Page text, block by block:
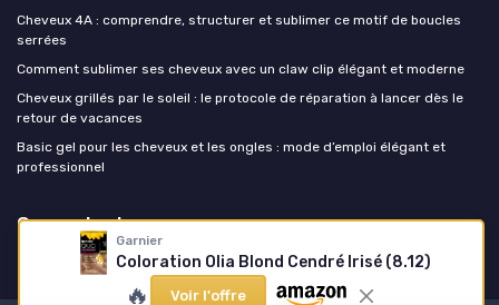
Garnier
Coloration Olia Blond Cendré Irisé (8.12)
🔥 Voir l'offre
Cheveux 4A : comprendre, structurer et sublimer ce motif de boucles
serrées
Comment sublimer ses cheveux avec un claw clip élégant et moderne
Cheveux grillés par le soleil : le protocole de réparation à lancer dès le
retour de vacances
Basic gel pour les cheveux et les ongles : mode d’emploi élégant et
professionnel
Coupe de cheveux